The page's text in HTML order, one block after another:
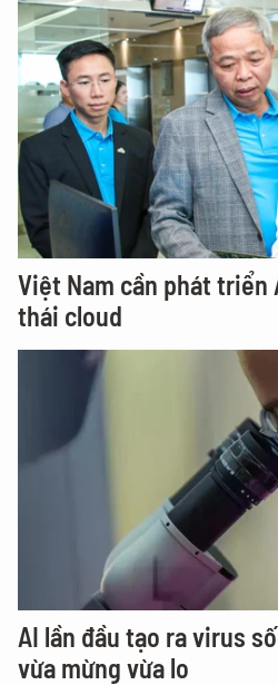
Việt Nam cần phát triển
thái cloud
AI lần đầu tạo ra virus
vừa mừng vừa lo